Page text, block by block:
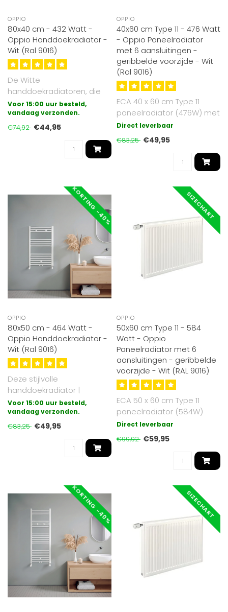
OPPIO
80x40 cm - 432 Watt -
Oppio Handdoekradiator -
Wit (Ral 9016)
De Witte
handdoekradiatoren, die
wij aanbieden zijn
gegalvaniseerd (extra
besche..
Voor 15:00 uur besteld,
vandaag verzonden.
€74,92 €44,95
OPPIO
40x60 cm Type 11 - 476 Watt
- Oppio Paneelradiator
met 6 aansluitingen -
geribbelde voorzijde - Wit
(Ral 9016)
ECA 40 x 60 cm Type 11
paneelradiator (476W) met
6 aansluitingen. Gemaakt
Direct leverbaar
€83,25 €49,95
KORTING -40%
OPPIO
80x50 cm - 464 Watt -
Oppio Handdoekradiator -
Wit (Ral 9016)
Deze stijlvolle
handdoekradiator |
badkamer radiator is
gegalvaniseerd (extra be..
Voor 15:00 uur besteld,
vandaag verzonden.
€83,25 €49,95
SIZECHART
OPPIO
50x60 cm Type 11 - 584
Watt - Oppio
Paneelradiator met 6
aansluitingen - geribbelde
voorzijde - Wit (RAL 9016)
ECA 50 x 60 cm Type 11
paneelradiator (584W)
met 6 aansluitingen.
Gemaakt van ho..
Direct leverbaar
€99,92 €59,95
KORTING -40% SIZECHART